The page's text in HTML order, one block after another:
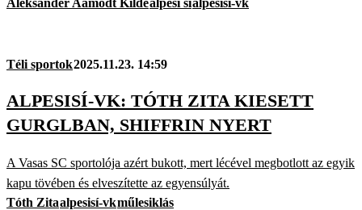
Aleksander Aamodt Kildealpesi síalpesisí-vk
Téli sportok2025.11.23. 14:59
ALPESISÍ-VK: TÓTH ZITA KIESETT
GURGLBAN, SHIFFRIN NYERT
A Vasas SC sportolója azért bukott, mert lécével megbotlott az egyik
kapu tövében és elveszítette az egyensúlyát.
Tóth Zitaalpesisí-vkműlesiklás